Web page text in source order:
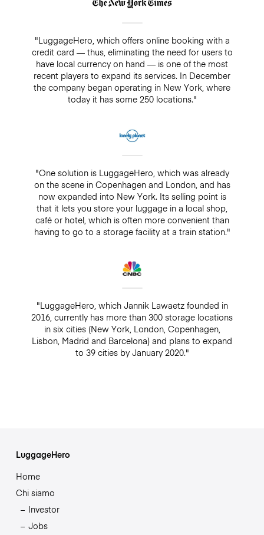
"LuggageHero, which offers online booking with a
credit card — thus, eliminating the need for users to
have local currency on hand — is one of the most
recent players to expand its services. In December
the company began operating in New York, where
today it has some 250 locations."
"One solution is LuggageHero, which was already
on the scene in Copenhagen and London, and has
now expanded into New York. Its selling point is
that it lets you store your luggage in a local shop,
café or hotel, which is often more convenient than
having to go to a storage facility at a train station."
"LuggageHero, which Jannik Lawaetz founded in
2016, currently has more than 300 storage locations
in six cities (New York, London, Copenhagen,
Lisbon, Madrid and Barcelona) and plans to expand
to 39 cities by January 2020."
LuggageHero
Home
Chi siamo
Investor
Jobs